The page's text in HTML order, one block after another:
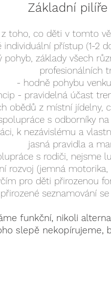
Základní pilíře
z toho, co děti v tomto
přístup (1-2
pohyb, základy všech
profesionálních
- hodně pohybu
- pravidelná účast
obědů z místní jídelny,
s odborníky na
k nezávislému a
jasná pravidla a
s rodiči, nejsme
rozvoj (jemná
pro děti přirozenou
seznamování
funkční, nikoli
slepě nekopírujeme,